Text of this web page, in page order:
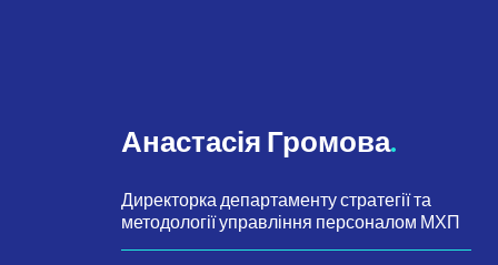
Анастасія Громова.
Директорка департаменту стратегії та
методології управління персоналом МХП